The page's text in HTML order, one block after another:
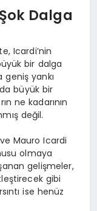
Dalga
Icardi’nin
bir dalga
yankı
büyük bir
ne kadarının
değil.
Mauro Icardi
olmaya
gelişmeler,
gibi
ise henüz